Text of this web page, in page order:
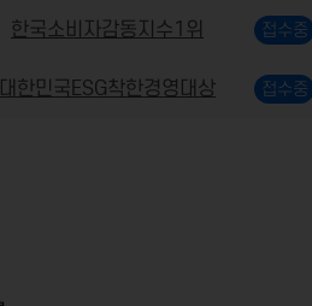
한국소비자감동지수1위
대한민국ESG착한경영대상